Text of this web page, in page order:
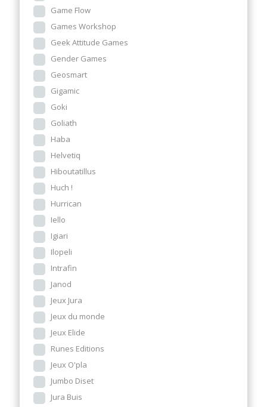
Game Flow
Games Workshop
Geek Attitude Games
Gender Games
Geosmart
Gigamic
Goki
Goliath
Haba
Helvetiq
Hiboutatillus
Huch !
Hurrican
Iello
Igiari
Ilopeli
Intrafin
Janod
Jeux Jura
Jeux du monde
Jeux Elide
Runes Editions
Jeux O'pla
Jumbo Diset
Jura Buis